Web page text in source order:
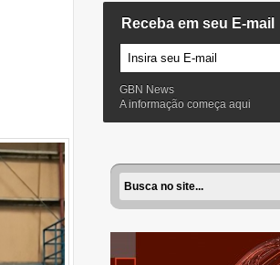
Receba em seu E-mail
GBN News
A informação começa aqui